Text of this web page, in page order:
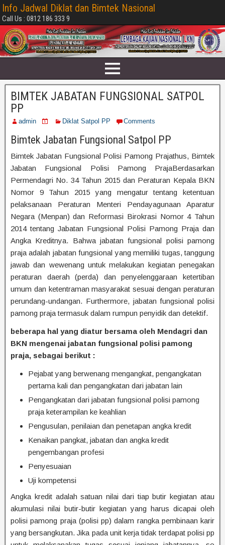
Info Jadwal Diklat dan Bimtek Nasional
Call Us : 0812 186 333 9
BIMTEK JABATAN FUNGSIONAL SATPOL
PP
admin Diklat Satpol PP Comments
Bimtek Jabatan Fungsional Satpol PP
Bimtek Jabatan Fungsional Polisi Pamong Prajathus, Bimtek
Jabatan Fungsional Polisi Pamong PrajaBerdasarkan
Permendagri No. 34 Tahun 2015 dan Peraturan Kepala BKN
Nomor 9 Tahun 2015 yang mengatur tentang ketentuan
pelaksanaan Peraturan Menteri Pendayagunaan Aparatur
Negara (Menpan) dan Reformasi Birokrasi Nomor 4 Tahun
2014 tentang Jabatan Fungsional Polisi Pamong Praja dan
Angka Kreditnya. Bahwa jabatan fungsional polisi pamong
praja adalah jabatan fungsional yang memiliki tugas, tanggung
jawab dan wewenang untuk melakukan kegiatan penegakan
peraturan daerah (perda) dan penyelenggaraan ketertiban
umum dan ketentraman masyarakat sesuai dengan peraturan
perundang-undangan. Furthermore, jabatan fungsional polisi
pamong praja termasuk dalam rumpun penyidik dan detektif.
beberapa hal yang diatur bersama oleh Mendagri dan
BKN mengenai jabatan fungsional polisi pamong
praja, sebagai berikut :
Pejabat yang berwenang mengangkat, pengangkatan
pertama kali dan pengangkatan dari jabatan lain
Pengangkatan dari jabatan fungsional polisi pamong
praja keterampilan ke keahlian
Pengusulan, penilaian dan penetapan angka kredit
Kenaikan pangkat, jabatan dan angka kredit
pengembangan profesi
Penyesuaian
Uji kompetensi
Angka kredit adalah satuan nilai dari tiap butir kegiatan atau
akumulasi nilai butir-butir kegiatan yang harus dicapai oleh
polisi pamong praja (polisi pp) dalam rangka pembinaan karir
yang bersangkutan. Jika pada unit kerja tidak terdapat polisi pp